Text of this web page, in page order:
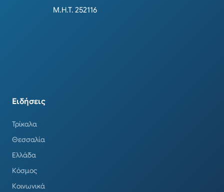
Μ.Η.Τ. 252116
Ειδήσεις
Τρίκαλα
Θεσσαλία
Ελλάδα
Κόσμος
Κοινωνικά